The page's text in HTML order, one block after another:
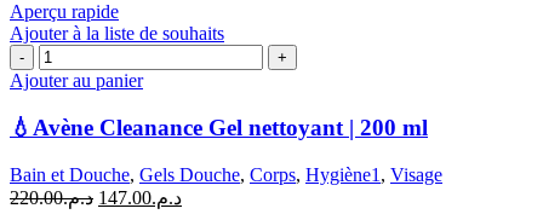
Aperçu rapide
Ajouter à la liste de souhaits
quantité
de
Avène
Cleanance
nettoyant
|
Ajouter au panier
💧Avène Cleanance Gel nettoyant | 200 ml
Bain et Douche, Gels Douche, Corps, Hygiène1 , Visage
د.م.220.00
Le
د.م.147.00
Le